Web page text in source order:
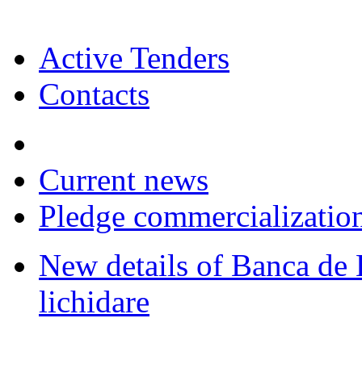
Active Tenders
Contacts
Current news
Pledge
New details of Banca
lichidare